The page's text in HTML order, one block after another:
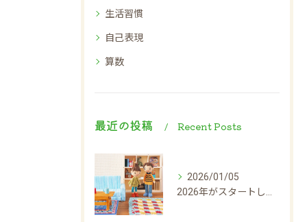
生活習慣
自己表現
算数
最近の投稿 Recent Posts
2026/01/05